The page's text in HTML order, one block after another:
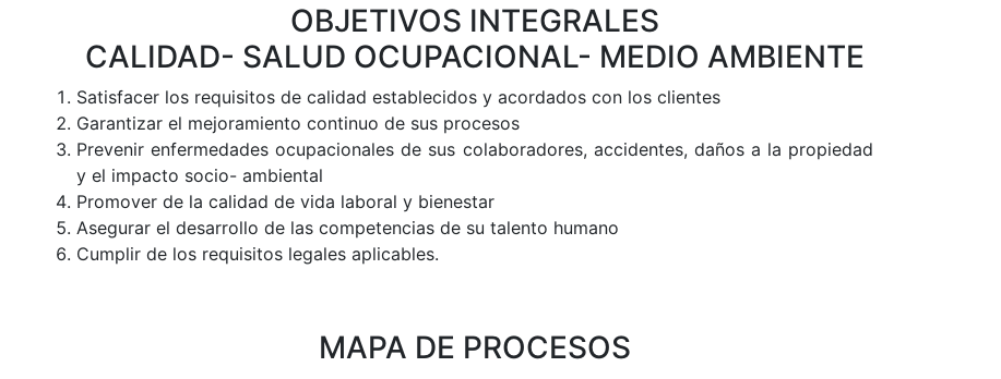
OBJETIVOS INTEGRALES
CALIDAD- SALUD OCUPACIONAL- MEDIO AMBIENTE
Satisfacer los requisitos de calidad establecidos y acordados con los clientes
Garantizar el mejoramiento continuo de sus procesos
Prevenir enfermedades ocupacionales de sus colaboradores, accidentes, daños a la propiedad
y el impacto socio- ambiental
Promover de la calidad de vida laboral y bienestar
Asegurar el desarrollo de las competencias de su talento humano
Cumplir de los requisitos legales aplicables.
MAPA DE PROCESOS